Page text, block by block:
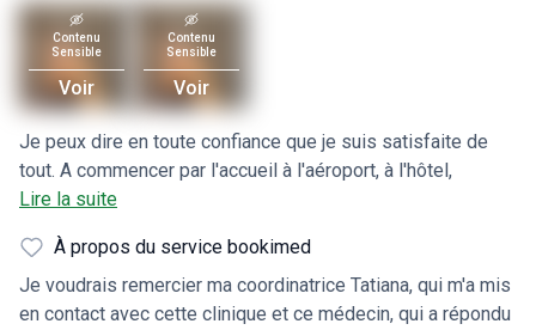
Contenu
Sensible
Voir
Contenu
Sensible
Voir
Je peux dire en toute confiance que je suis satisfaite de
tout. A commencer par l'accueil à l'aéroport, à l'hôtel,
l'attention et le soin du personnel, merci à Elif, Elita, Defne,
clinique aussi confortable que possible, je voudrais
également mentionner le professionnalisme du Dr Safa, qui
a écouté tous mes souhaits, à qui j'ai pu faire confiance et
Lire la suite
À propos du service bookimed
Je voudrais remercier ma coordinatrice Tatiana, qui m'a mis
en contact avec cette clinique et ce médecin, qui a répondu